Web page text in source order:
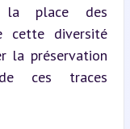
la place des
cette diversité
la préservation
ces traces